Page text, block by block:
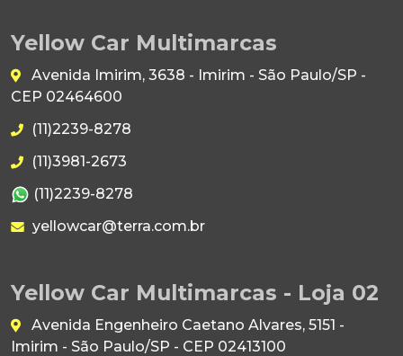
Yellow Car Multimarcas
Avenida Imirim, 3638 - Imirim - São Paulo/SP -
CEP 02464600
(11)2239-8278
(11)3981-2673
(11)2239-8278
yellowcar@terra.com.br
Yellow Car Multimarcas - Loja 02
Avenida Engenheiro Caetano Alvares, 5151 -
Imirim - São Paulo/SP - CEP 02413100